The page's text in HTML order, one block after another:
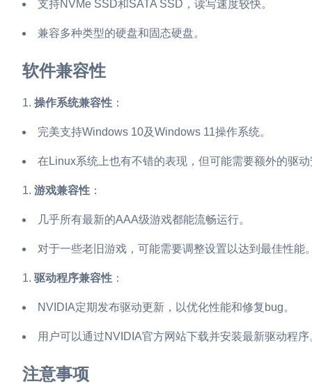
支持NVMe SSD和SATA SSD，读写速度较快。
兼容多种类型的硬盘和固态硬盘。
软件兼容性
操作系统兼容性 ：
完美支持Windows 10及Windows 11操作系统。
在Linux系统上也有不错的表现，但可能需要额外的驱
游戏兼容性 ：
几乎所有最新的AAA级游戏都能流畅运行。
对于一些老旧游戏，可能需要调整设置以达到最佳性能
驱动程序兼容性 ：
NVIDIA定期发布驱动更新，以优化性能和修复bug。
用户可以通过NVIDIA官方网站下载并安装最新驱动程序
注意事项